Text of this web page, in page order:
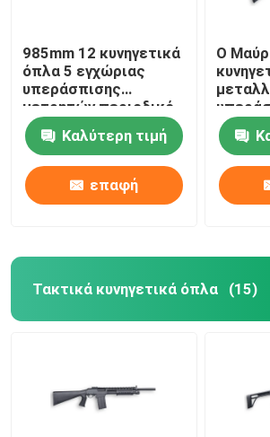
Ημι αυτόματα κυνηγετικά όπλα
Κυνηγετικά όπλα εγχώριας
Ημι αυτόματα τουφέκια
Κυνηγετικά όπλα και κάτω
985mm 12 κυνηγετικά
όπλα 5 εγχώριας
υπεράσπισης
μετρητών περιοδικό
κύκλων
Καλύτερη τιμή
επαφή
Ο
Τακτικά κυνηγετικά όπλα (15)